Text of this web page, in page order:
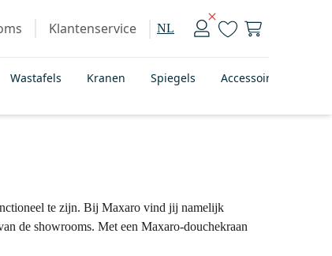
Klantenservice NL
Wastafels Kranen Spiegels Accessoires
te zijn. Bij Maxaro vind jij namelijk
de showrooms. Met een Maxaro-douchekraan